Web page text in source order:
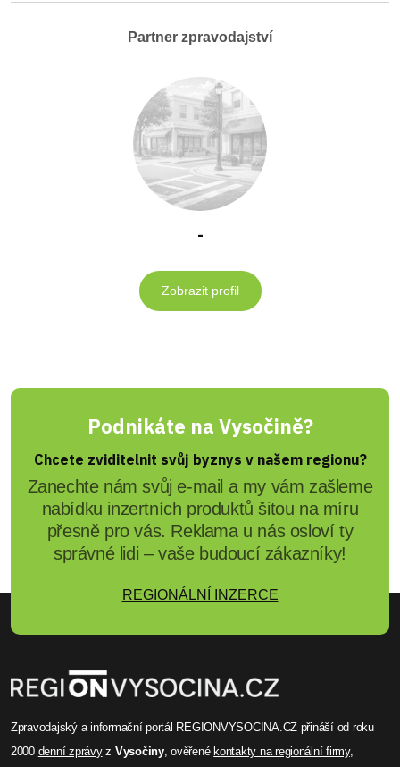
Partner zpravodajství
-
Zobrazit profil
Podnikáte na Vysočině?
Chcete zviditelnit svůj byznys v našem regionu?
Zanechte nám svůj e-mail a my vám zašleme
nabídku inzertních produktů šitou na míru
přesně pro vás. Reklama u nás osloví ty
správné lidi – vaše budoucí zákazníky!
REGIONÁLNÍ INZERCE
Zpravodajský a informační portál REGIONVYSOCINA.CZ přináší od roku
2000 denní zprávyz Vysočiny, ověřenékontakty na regionální firmy,